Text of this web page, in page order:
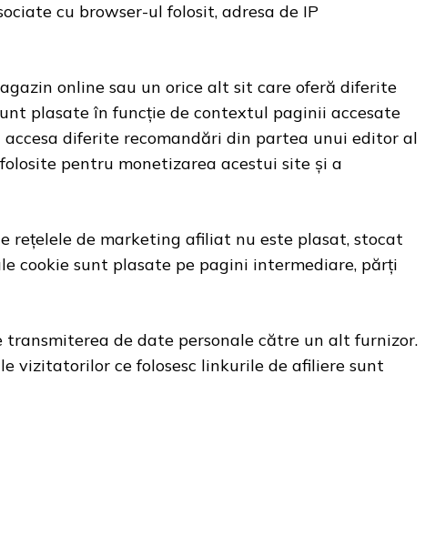
cu browser-ul folosit, adresa de IP
online sau un orice alt sit care oferă diferite
plasate în funcție de contextul paginii accesate
diferite recomandări din partea unui editor al
pentru monetizarea acestui site și a
rețelele de marketing afiliat nu este plasat, stocat
cookie sunt plasate pe pagini intermediare, părți
de date personale către un alt furnizor.
vizitatorilor ce folosesc linkurile de afiliere sunt